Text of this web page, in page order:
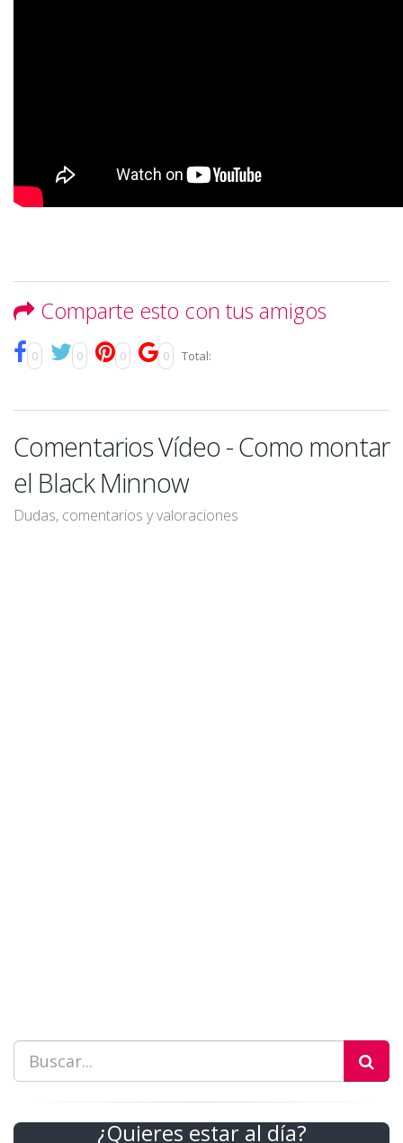
Comparte esto con tus amigos
0 0 0 0 Total:
Comentarios Vídeo - Como montar
el Black Minnow
Dudas, comentarios y valoraciones
¿Quieres estar al día?